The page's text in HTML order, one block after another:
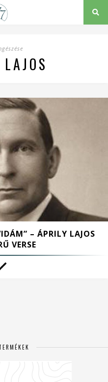
– ÁPRILY LAJOS
VERSE